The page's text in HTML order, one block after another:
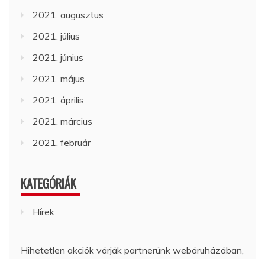
2021. augusztus
2021. július
2021. június
2021. május
2021. április
2021. március
2021. február
KATEGÓRIÁK
Hírek
Hihetetlen akciók várják partnerünk webáruházában,